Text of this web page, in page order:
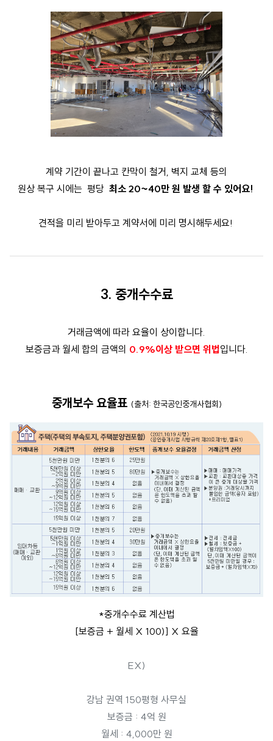
계약 기간이 끝나고 칸막이 철거, 벽지 교체 등의
원상 복구 시에는 평당최소 20~40만 원 발생 할 수 있어요!
견적을 미리 받아두고 계약서에 미리 명시해두세요!
3. 중개수수료
거래금액에 따라 요율이 상이합니다.
보증금과 월세 합의 금액의 0.9%이상 받으면 위법입니다.
중개보수 요율표 (출처: 한국공인중개사협회)
*중개수수료 계산법
[보증금 + 월세 X 100)] X 요율
EX)
강남 권역 150평형 사무실
보증금 : 4억 원
월세 : 4,000만 원